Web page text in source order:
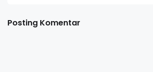
Posting Komentar